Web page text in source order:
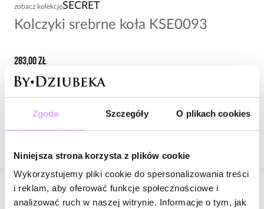
Zgoda Szczegóły O plikach cookies
Niniejsza strona korzysta z plików cookie
Wykorzystujemy pliki cookie do spersonalizowania treści
i reklam, aby oferować funkcje społecznościowe i
analizować ruch w naszej witrynie. Informacje o tym, jak
zobacz kolekcjęSECRET
Kolczyki srebrne koła KSE0093
283,00 zł
Wysyłka do 3 dni roboczych
Kolczyki srebrne koła, wykonane ze srebra próby 925.
Kolor surowca: srebrny
Wymiary kolczyka: średnica 4,3 cm, długość 5,7 cm
Cechy produktu